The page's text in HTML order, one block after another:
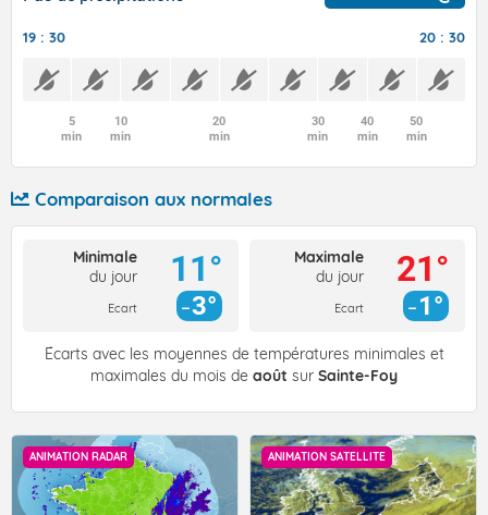
19 : 30 20 : 30
5
min
10
min
20
min
30
min
40
min
50
min
Comparaison aux normales
Minimale
du jour
Ecart
11°
3°
Maximale
du jour
Ecart
21°
1°
Écarts avec les moyennes de températures minimales et
maximales du mois de août sur Sainte-Foy
ANIMATION RADAR ANIMATION SATELLITE